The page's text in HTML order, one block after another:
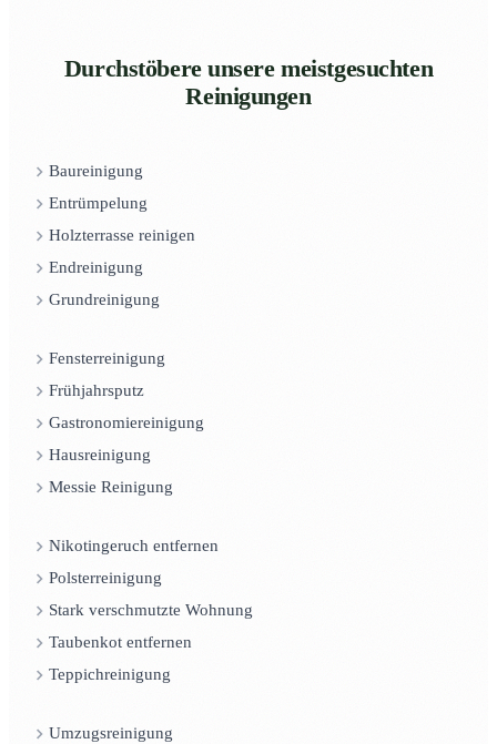
Durchstöbere unsere meistgesuchten
Reinigungen
Baureinigung
Entrümpelung
Holzterrasse reinigen
Endreinigung
Grundreinigung
Fensterreinigung
Frühjahrsputz
Gastronomiereinigung
Hausreinigung
Messie Reinigung
Nikotingeruch entfernen
Polsterreinigung
Stark verschmutzte Wohnung
Taubenkot entfernen
Teppichreinigung
Umzugsreinigung